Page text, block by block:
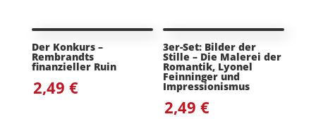
Der Konkurs –
Rembrandts
finanzieller Ruin
2,49 €
3er-Set: Bilder der
Stille – Die Malerei der
Romantik, Lyonel
Feinninger und
Impressionismus
2,49€